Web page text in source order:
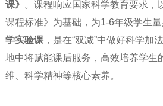
课》 。课程响应国家科学教育要求，
课程标准》为基础，为1-6年级学生
学实验课，是在“双减”中做好科学加
地中将赋能课后服务，高效培养学生
维、科学精神等核心素养。